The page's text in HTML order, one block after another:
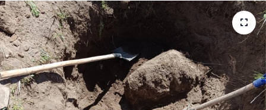
SPOR
MAGAZİN
ESKİŞEHİRSPOR